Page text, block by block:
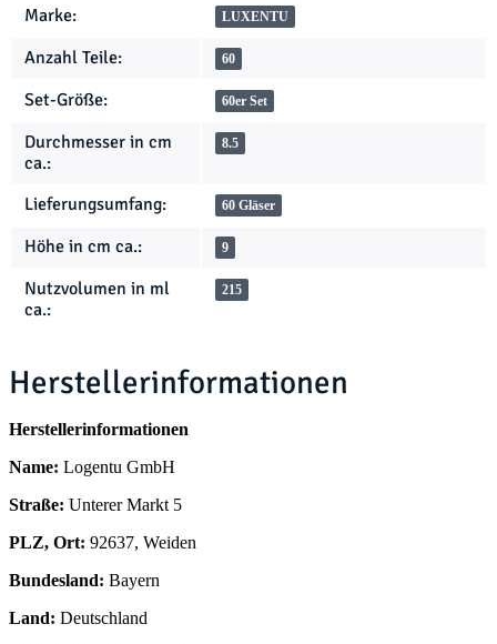
Marke: LUXENTU
Anzahl Teile: 60
Set-Größe: 60er Set
Durchmesser in cm
ca.:
8.5
Lieferungsumfang: 60 Gläser
Höhe in cm ca.: 9
Nutzvolumen in ml
ca.:
215
Herstellerinformationen
Herstellerinformationen
Name: Logentu GmbH
Straße: Unterer Markt 5
PLZ, Ort: 92637, Weiden
Bundesland: Bayern
Land: Deutschland